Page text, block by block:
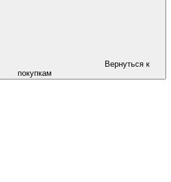
Вернуться к
покупкам